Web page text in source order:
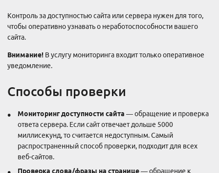
Контроль за доступностью сайта или сервера нужен для того,
чтобы оперативно узнавать о неработоспособности вашего
сайта.
Внимание! В услугу мониторинга входит только оперативное
уведомление.
Способы проверки
Мониторинг доступности сайта — обращение и проверка
ответа сервера. Если сайт отвечает дольше 5000
миллисекунд, то считается недоступным. Самый
распространенный способ проверки, подходит для всех
веб-сайтов.
Проверка слова/фразы на странице— обращение к